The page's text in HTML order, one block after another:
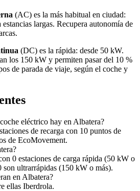
(AC) es la más habitual en ciudad:
largas. Recupera autonomía de
(DC) es la rápida: desde 50 kW.
los 150 kW y permiten pasar del 10 %
de parada de viaje, según el coche y
eléctrico hay en Albatera?
de recarga con 10 puntos de
de EcoMovement.
0 estaciones de carga rápida (50 kW o
son ultrarrápidas (150 kW o más).
en Albatera?
ellas Iberdrola.